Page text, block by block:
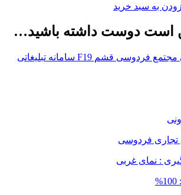
به سبد خرید
است دوست داشته باشید…
تجاری فردوسی
: نمای غربی